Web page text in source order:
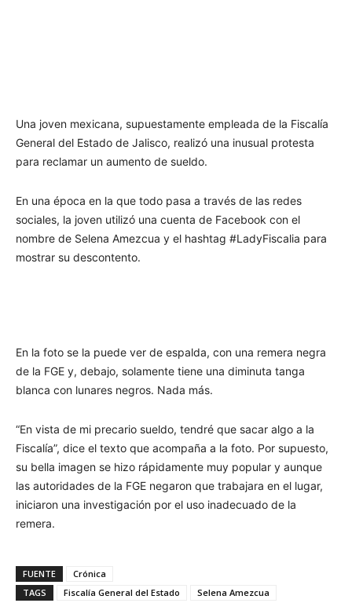
Una joven mexicana, supuestamente empleada de la Fiscalía
General del Estado de Jalisco, realizó una inusual protesta
para reclamar un aumento de sueldo.
En una época en la que todo pasa a través de las redes
sociales, la joven utilizó una cuenta de Facebook con el
nombre de Selena Amezcua y el hashtag #LadyFiscalia para
mostrar su descontento.
En la foto se la puede ver de espalda, con una remera negra
de la FGE y, debajo, solamente tiene una diminuta tanga
blanca con lunares negros. Nada más.
“En vista de mi precario sueldo, tendré que sacar algo a la
Fiscalía”, dice el texto que acompaña a la foto. Por supuesto,
su bella imagen se hizo rápidamente muy popular y aunque
las autoridades de la FGE negaron que trabajara en el lugar,
iniciaron una investigación por el uso inadecuado de la
remera.
FUENTE
Crónica
TAGS
Fiscalía General del Estado Selena Amezcua